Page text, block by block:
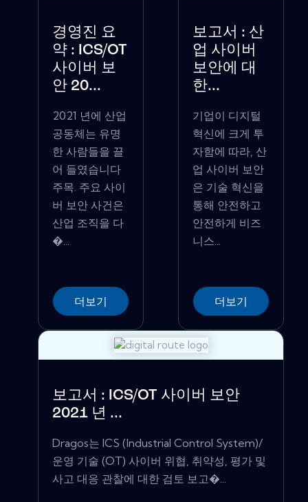
경영진 요
약 : ICS/OT
사이버 보
안 20...
2021 년에 산업
공동체는 유명
한 사람들을 끌
어 들였습니다
주목. 주요 사이
버 보안 사건은
산업 조직을 다
�...
더보기
보고서 : 산
업 사이버
보안에 대
한...
기업이 디지털
혁신에 크게 투
자함에 따라, 산
업 사이버 보안
은 기술 혁신을
통해 안전하고
안전하게 비즈
니스...
더보기
보고서 : ICS/OT 사이버 보안
2021 년 ...
Dragos는 ICS (Industrial Control System)/
운영 기술 (OT) 사이버 위협, 취약성, 평가 및
사고 대응 관찰에 대한 검토 보고�...